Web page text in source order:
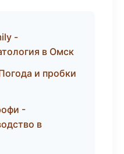
-
в Омск
и пробки
-
в